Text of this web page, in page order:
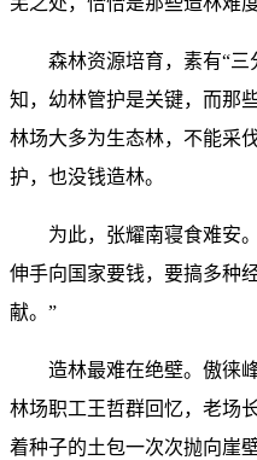
森林资源培育，素有“
知，幼林管护是关键，而那
林场大多为生态林，不能采
护，也没钱造林。
为此，张耀南寝食难安
伸手向国家要钱，要搞多种
献。”
造林最难在绝壁。傲徕
林场职工王哲群回忆，老场
着种子的土包一次次抛向崖